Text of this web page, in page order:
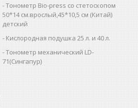
Тонометр Bio-press со стетоскопом
50*14 см.врослый,45*10,5 см (Китай)
детский
Кислородная подушка 25 л. и 40 л.
Тонометр механический LD-
71(Сингапур)